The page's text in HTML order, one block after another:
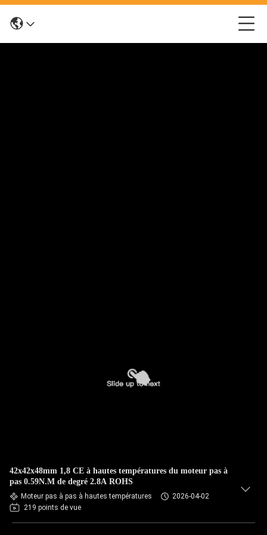
42x42x48mm 1,8 CE à hautes températures du moteur pas à
pas 0.59N.M de degré 2.8A ROHS
Moteur pas à pas à hautes températures
2026-04-02
219 points de vue